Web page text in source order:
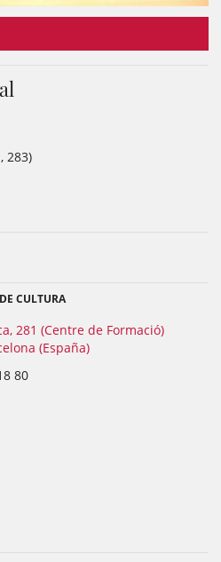
283)
CULTURA
281 (Centre de Formació)
(España)
80